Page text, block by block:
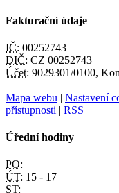
Fakturační údaje
IČ: 00252743
DIČ: CZ 00252743
Účet: 9029301/0100,
Mapa webu | Nastavení
přístupnosti | RSS
Úřední hodiny
PO:
ÚT: 15 - 17
ST: